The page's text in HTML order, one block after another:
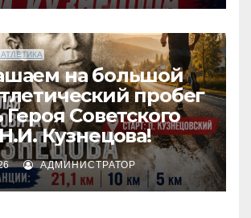
на большой
пробег
Героя Советского
Кузнецова!
АДМИНИСТРАТОР